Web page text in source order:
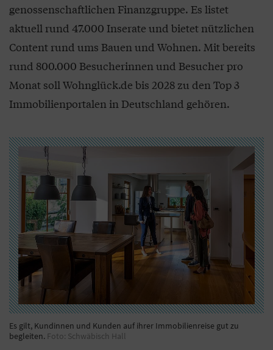
genossenschaftlichen Finanzgruppe. Es listet
aktuell rund 47.000 Inserate und bietet nützlichen
Content rund ums Bauen und Wohnen. Mit bereits
rund 800.000 Besucherinnen und Besucher pro
Monat soll Wohnglück.de bis 2028 zu den Top 3
Immobilienportalen in Deutschland gehören.
Es gilt, Kundinnen und Kunden auf ihrer Immobilienreise gut zu
begleiten. Foto: Schwäbisch Hall